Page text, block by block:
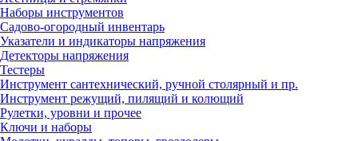
Наборы инструментов
Садово-огородный инвентарь
Указатели и индикаторы напряжения
Детекторы напряжения
Тестеры
Инструмент сантехнический, ручной столярный и пр.
Инструмент режущий, пилящий и колющий
Рулетки, уровни и прочее
Ключи и наборы